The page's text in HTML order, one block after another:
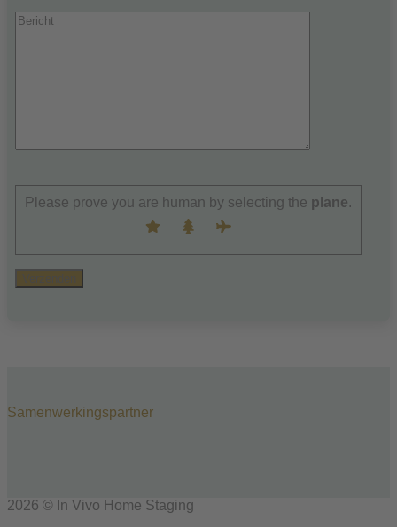
veld
Please prove you are human by selecting the plane.
Samenwerkings­partner
2026 © In Vivo Home Staging